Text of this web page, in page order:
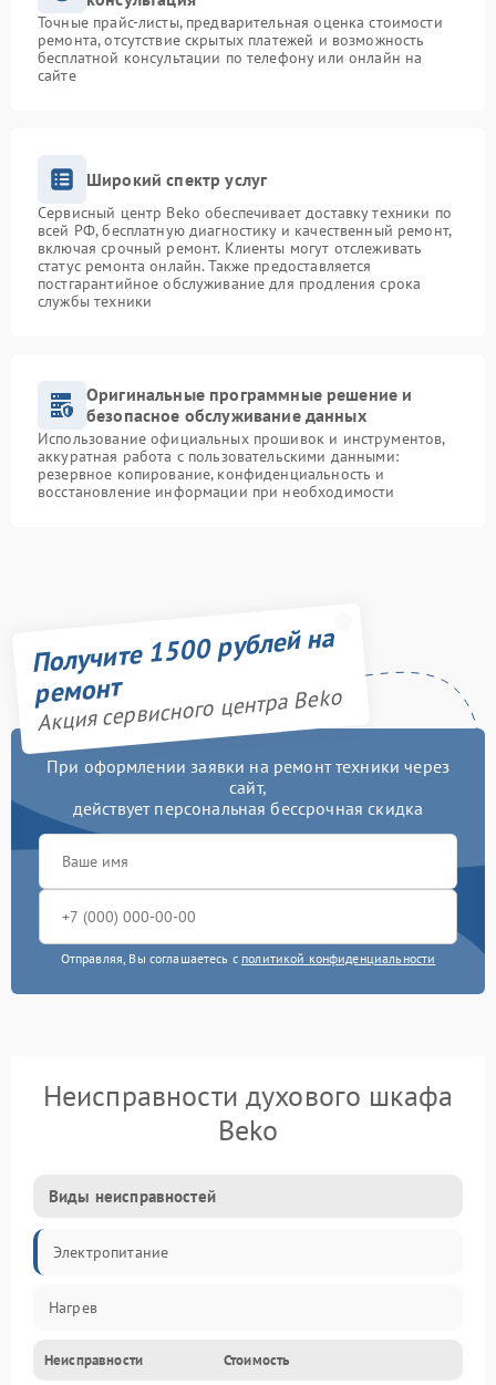
Точные прайс-листы, предварительная оценка стоимости
ремонта, отсутствие скрытых платежей и возможность
бесплатной консультации по телефону или онлайн на
сайте
Широкий спектр услуг
Сервисный центр Beko обеспечивает доставку техники по
всей РФ, бесплатную диагностику и качественный ремонт,
включая срочный ремонт. Клиенты могут отслеживать
статус ремонта онлайн. Также предоставляется
постгарантийное обслуживание для продления срока
службы техники
Оригинальные программные решение и
безопасное обслуживание данных
Использование официальных прошивок и инструментов,
аккуратная работа с пользовательскими данными:
резервное копирование, конфиденциальность и
восстановление информации при необходимости
Получите 1500 рублей на
ремонт
Акция сервисного центра Beko
При оформлении заявки на ремонт техники через
сайт,
действует персональная бессрочная скидка
Отправляя, Вы соглашаетесь с политикой конфиденциальности
Неисправности духового шкафа
Beko
Виды неисправностей
Электропитание
Нагрев
Неисправности Стоимость